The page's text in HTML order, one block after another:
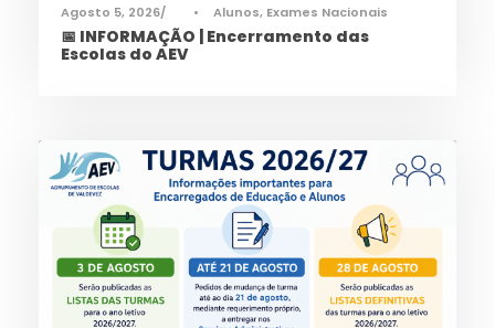
Agosto 5, 2026 • Alunos, Exames Nacionais
📅 INFORMAÇÃO | Encerramento das
Escolas do AEV